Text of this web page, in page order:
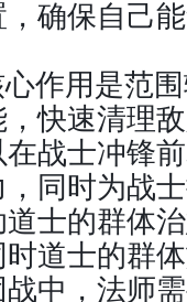
确保自己
作用是范
快速清理
战士冲锋
同时为战
士的群体
道士的群
中，法师